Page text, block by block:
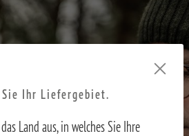
Sie Ihr Liefergebiet.
Land aus, in welches Sie Ihre